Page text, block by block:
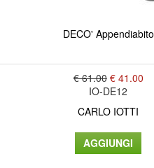
DECO' Appendiabito
€ 61.00 € 41.00
IO-DE12
CARLO IOTTI